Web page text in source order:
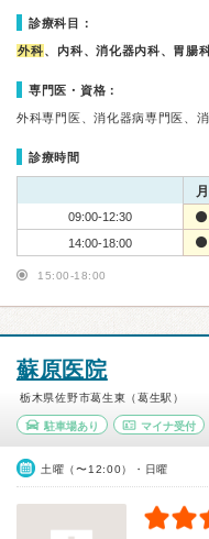
診療科目：
外科、内科、消化器内科、胃腸
専門医・資格：
外科専門医、消化器病専門医、
診療時間
月
09:00-12:30
14:00-18:00
15:00-18:00
蘇原医院
栃木県佐野市葛生東（葛生駅）
駐車場あり マイナ受付
土曜（〜12:00）・日曜